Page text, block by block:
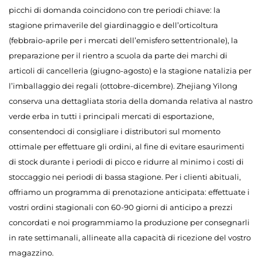
picchi di domanda coincidono con tre periodi chiave: la
stagione primaverile del giardinaggio e dell’orticoltura
(febbraio-aprile per i mercati dell’emisfero settentrionale), la
preparazione per il rientro a scuola da parte dei marchi di
articoli di cancelleria (giugno-agosto) e la stagione natalizia per
l’imballaggio dei regali (ottobre-dicembre). Zhejiang Yilong
conserva una dettagliata storia della domanda relativa al nastro
verde erba in tutti i principali mercati di esportazione,
consentendoci di consigliare i distributori sul momento
ottimale per effettuare gli ordini, al fine di evitare esaurimenti
di stock durante i periodi di picco e ridurre al minimo i costi di
stoccaggio nei periodi di bassa stagione. Per i clienti abituali,
offriamo un programma di prenotazione anticipata: effettuate i
vostri ordini stagionali con 60-90 giorni di anticipo a prezzi
concordati e noi programmiamo la produzione per consegnarli
in rate settimanali, allineate alla capacità di ricezione del vostro
magazzino.